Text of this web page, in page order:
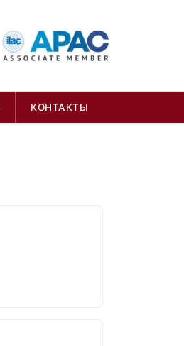
КОНТАКТЫ